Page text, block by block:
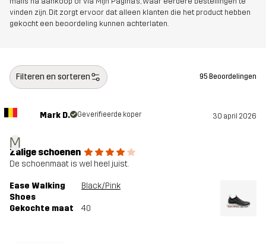
Artikelnummer 11194_2706
vinden zijn. Dit zorgt ervoor dat alleen klanten die het product hebben
gekocht een beoordeling kunnen achterlaten.
Filteren en sorteren 95 Beoordelingen
M
Mark D. Geverifieerde koper 30 april 2026
Zalige schoenen
De schoenmaat is wel heel juist.
Ease Walking
Shoes
Black/Pink
Gekochte maat 40